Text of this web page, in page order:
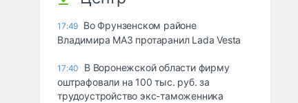
17:49 Во Фрунзенском районе
Владимира МАЗ протаранил Lada Vesta
17:40
В Воронежской области фирму
оштрафовали на 100 тыс. руб. за
трудоустройство экс-таможенника